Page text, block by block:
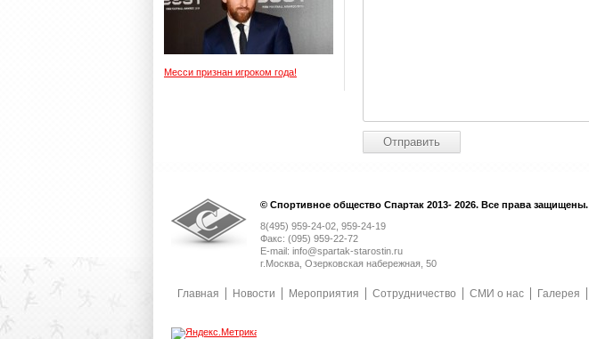
Месси признан игроком года!
© Спортивное общество Спартак 2013- 2026. Все права защищены.
8(495) 959-24-02, 959-24-19
Факс: (095) 959-22-72
E-mail: info@spartak-starostin.ru
г.Москва, Озерковская набережная, 50
Главная Новости Мероприятия Сотрудничество СМИ о нас Галерея